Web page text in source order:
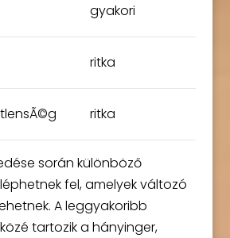
gyakori
ritka
ritka
során különböző
fel, amelyek változó
A leggyakoribb
tartozik a hányinger,